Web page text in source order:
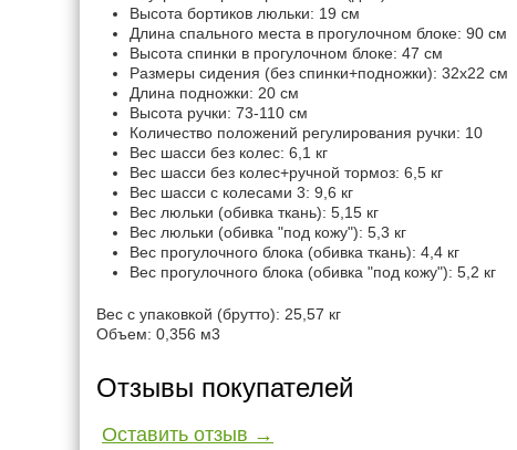
Высота бортиков люльки: 19 см
Длина спального места в прогулочном блоке: 90 см
Высота спинки в прогулочном блоке: 47 см
Размеры сидения (без спинки+подножки): 32х22 см
Длина подножки: 20 см
Высота ручки: 73-110 см
Количество положений регулирования ручки: 10
Вес шасси без колес: 6,1 кг
Вес шасси без колес+ручной тормоз: 6,5 кг
Вес шасси с колесами 3: 9,6 кг
Вес люльки (обивка ткань): 5,15 кг
Вес люльки (обивка "под кожу"): 5,3 кг
Вес прогулочного блока (обивка ткань): 4,4 кг
Вес прогулочного блока (обивка "под кожу"): 5,2 кг
Вес с упаковкой (брутто): 25,57 кг
Объем: 0,356 м3
Отзывы покупателей
Оставить отзыв →